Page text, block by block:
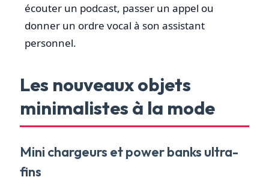
écouter un podcast, passer un appel ou
donner un ordre vocal à son assistant
personnel.
Les nouveaux objets
minimalistes à la mode
Mini chargeurs et power banks ultra-
fins